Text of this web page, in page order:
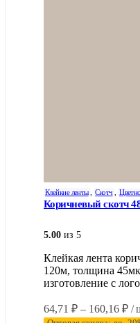
Клейкие ленты, Скотч ,
Коричневый скотч
5.00 из 5
Клейкая лента
120м, толщина
изготовление с
64,71 ₽ – 160,16 ₽ /